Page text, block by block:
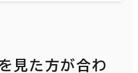
見た方が合わ